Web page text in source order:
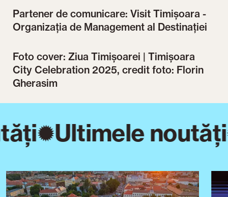
Partener de comunicare: Visit Timișoara -
Organizația de Management al Destinației
Foto cover: Ziua Timișoarei | Timișoara
City Celebration 2025, credit foto: Florin
Gherasim
Ultimele noutăți